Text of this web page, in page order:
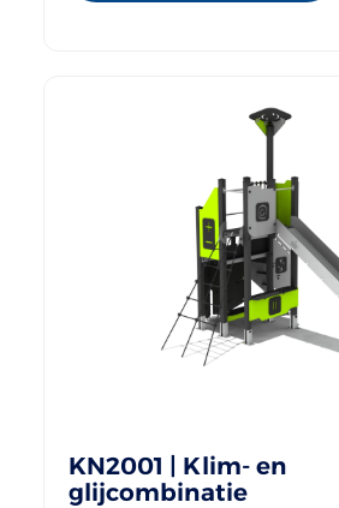
KN2001 | Klim- en
glijcombinatie